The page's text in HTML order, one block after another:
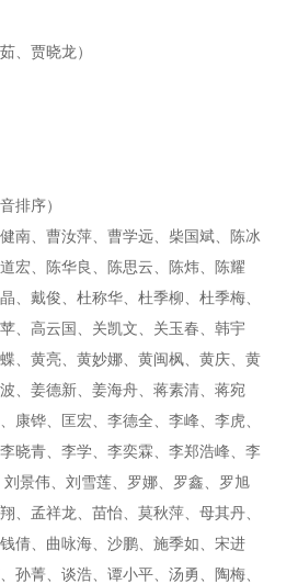
、贾晓龙）
排序）
南、曹汝萍、曹学远、柴国斌、陈冰
宏、陈华良、陈思云、陈炜、陈耀
、戴俊、杜称华、杜季柳、杜季梅、
、高云国、关凯文、关玉春、韩宇
、黄亮、黄妙娜、黄闽枫、黄庆、黄
、姜德新、姜海舟、蒋素清、蒋宛
康铧、匡宏、李德全、李峰、李虎、
晓青、李学、李奕霖、李郑浩峰、李
景伟、刘雪莲、罗娜、罗鑫、罗旭
、孟祥龙、苗怡、莫秋萍、母其丹、
倩、曲咏海、沙鹏、施季如、宋进
孙菁、谈浩、谭小平、汤勇、陶梅、